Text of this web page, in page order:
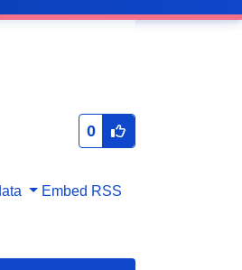
0
Embed RSS